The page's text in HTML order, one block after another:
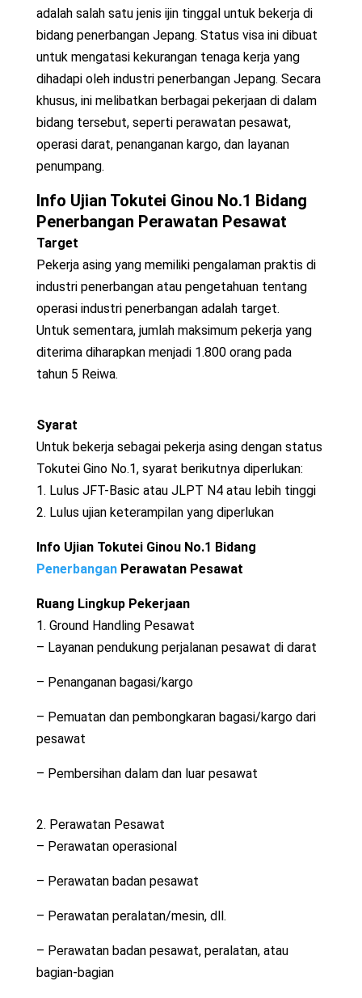
adalah salah satu jenis ijin tinggal untuk bekerja di
bidang penerbangan Jepang. Status visa ini dibuat
untuk mengatasi kekurangan tenaga kerja yang
dihadapi oleh industri penerbangan Jepang. Secara
khusus, ini melibatkan berbagai pekerjaan di dalam
bidang tersebut, seperti perawatan pesawat,
operasi darat, penanganan kargo, dan layanan
penumpang.
Info Ujian Tokutei Ginou No.1 Bidang
Penerbangan Perawatan Pesawat
Target
Pekerja asing yang memiliki pengalaman praktis di
industri penerbangan atau pengetahuan tentang
operasi industri penerbangan adalah target.
Untuk sementara, jumlah maksimum pekerja yang
diterima diharapkan menjadi 1.800 orang pada
tahun 5 Reiwa.
Syarat
Untuk bekerja sebagai pekerja asing dengan status
Tokutei Gino No.1, syarat berikutnya diperlukan:
1. Lulus JFT-Basic atau JLPT N4 atau lebih tinggi
2. Lulus ujian keterampilan yang diperlukan
Info Ujian Tokutei Ginou No.1 Bidang
PenerbanganPerawatan Pesawat
Ruang Lingkup Pekerjaan
1. Ground Handling Pesawat
– Layanan pendukung perjalanan pesawat di darat
– Penanganan bagasi/kargo
– Pemuatan dan pembongkaran bagasi/kargo dari
pesawat
– Pembersihan dalam dan luar pesawat
2. Perawatan Pesawat
– Perawatan operasional
– Perawatan badan pesawat
– Perawatan peralatan/mesin, dll.
– Perawatan badan pesawat, peralatan, atau
bagian-bagian